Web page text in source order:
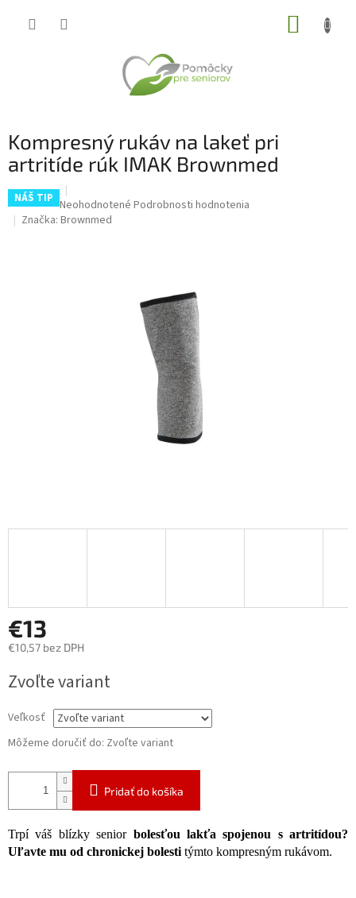
Kompresný rukáv na lakeť pri
artritíde rúk IMAK Brownmed
NÁŠ TIP Priemerné
hodnotenie
Neohodnotené Podrobnosti hodnotenia
Značka: Brownmed
€13
€10,57 bez DPH
cena:
Zvoľte variant
Veľkosť
Môžeme doručiť do: Zvoľte variant
Pridať do košíka
Trpí váš blízky senior bolesťou lakťa spojenou s artritídou?
Uľavte mu od chronickej bolestitýmto kompresným rukávom.